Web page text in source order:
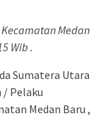
Medan
Wib .
Sumatera Utara
/ Pelaku
Medan Baru ,